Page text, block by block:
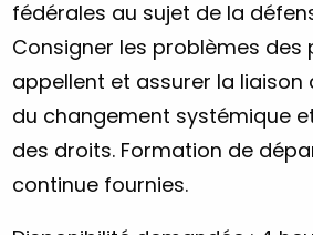
fédérales au sujet de la
Consigner les problèmes des
appellent et assurer la
du changement systémique
des droits. Formation de
continue fournies.